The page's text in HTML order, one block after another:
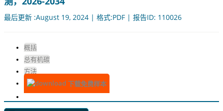
最后更新 :August 19, 2024 | 格式:PDF | 报告ID: 110026
概括
总有机碳
方法
下载免费样本